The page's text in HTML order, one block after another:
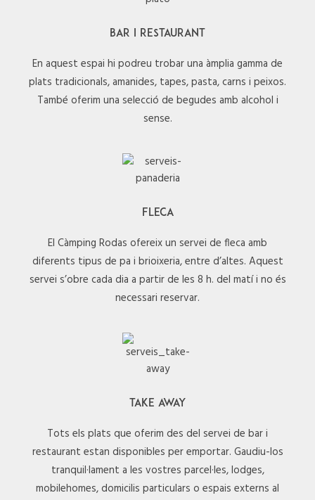
BAR I RESTAURANT
En aquest espai hi podreu trobar una àmplia gamma de
plats tradicionals, amanides, tapes, pasta, carns i peixos.
També oferim una selecció de begudes amb alcohol i
sense.
FLECA
El Càmping Rodas ofereix un servei de fleca amb
diferents tipus de pa i brioixeria, entre d’altes. Aquest
servei s’obre cada dia a partir de les 8 h. del matí i no és
necessari reservar.
TAKE AWAY
Tots els plats que oferim des del servei de bar i
restaurant estan disponibles per emportar. Gaudiu-los
tranquil·lament a les vostres parcel·les, lodges,
mobilehomes, domicilis particulars o espais externs al